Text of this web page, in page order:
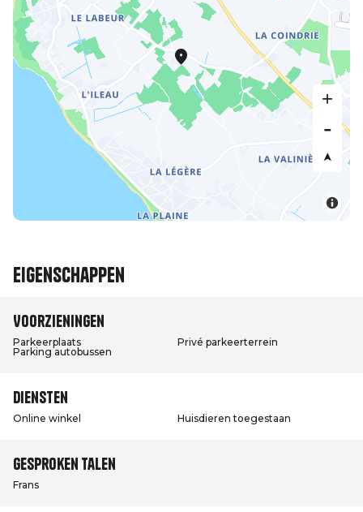
Eigenschappen
Voorzieningen
Parkeerplaats
Privé parkeerterrein
Parking autobussen
Diensten
Online winkel Huisdieren toegestaan
Gesproken talen
Frans